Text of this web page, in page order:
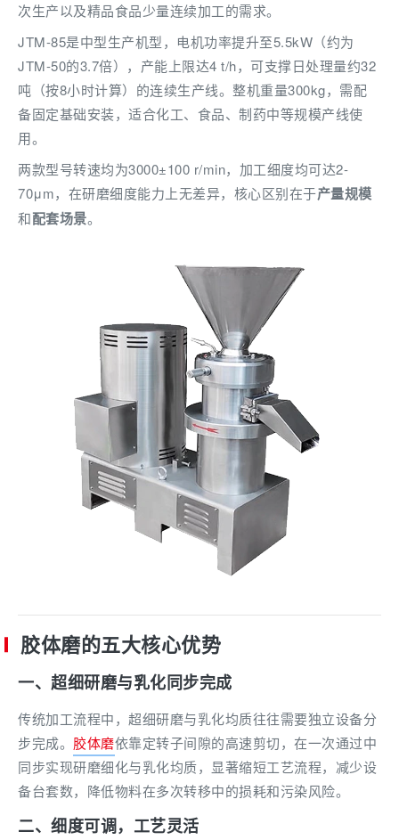
次生产以及精品食品少量连续加工的需求。
JTM-85是中型生产机型，电机功率提升至5.5kW（约为
JTM-50的3.7倍），产能上限达4 t/h，可支撑日处理量约32
吨（按8小时计算）的连续生产线。整机重量300kg，需配
备固定基础安装，适合化工、食品、制药中等规模产线使
用。
两款型号转速均为3000±100 r/min，加工细度均可达2-
70μm，在研磨细度能力上无差异，核心区别在于产量规模
和配套场景。
胶体磨的五大核心优势
一、超细研磨与乳化同步完成
传统加工流程中，超细研磨与乳化均质往往需要独立设备分
步完成。 胶体磨依靠定转子间隙的高速剪切，在一次通过中
同步实现研磨细化与乳化均质，显著缩短工艺流程，减少设
备台套数，降低物料在多次转移中的损耗和污染风险。
二、细度可调，工艺灵活